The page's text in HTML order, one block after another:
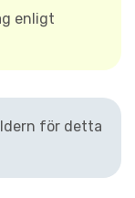
enligt
för detta